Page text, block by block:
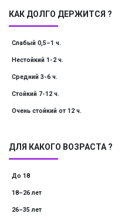
КАК ДОЛГО ДЕРЖИТСЯ ?
Слабый 0,5–1 ч.
Нестойкий 1-2 ч.
Средний 3-6 ч.
Стойкий 7-12 ч.
Очень стойкий от 12 ч.
ДЛЯ КАКОГО ВОЗРАСТА ?
До 18
18–26 лет
26–35 лет